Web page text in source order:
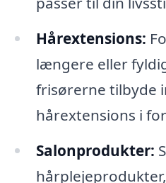
Hårextensions:
længere eller
frisørerne tilbyde
hårextensions i
Salonprodukter: